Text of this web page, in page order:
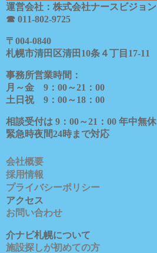
運営会社：株式会社ナースビジョン
☎ 011-802-9725
〒 004-0840
札幌市清田区清田 10条４丁目 17-11
事務所営業時間：
月～金 9 ： 00～21 ： 00
土日祝 9 ： 00～18 ： 00
相談受付は 9 ： 00～21 ： 00 年中無休
緊急時夜間24時まで対応
会社概要
採用情報
プライバシーポリシー
アクセス
お問い合わせ
介ナビ札幌について
施設探しが初めての方